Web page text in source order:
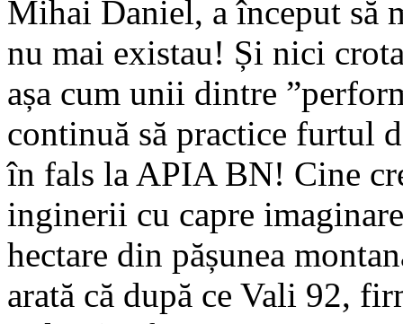
Mihai Daniel, a început să
nu mai existau! Și nici
așa cum unii dintre
continuă să practice furtul
în fals la APIA BN! Cine
inginerii cu capre
hectare din pășunea
arată că după ce Vali 92,